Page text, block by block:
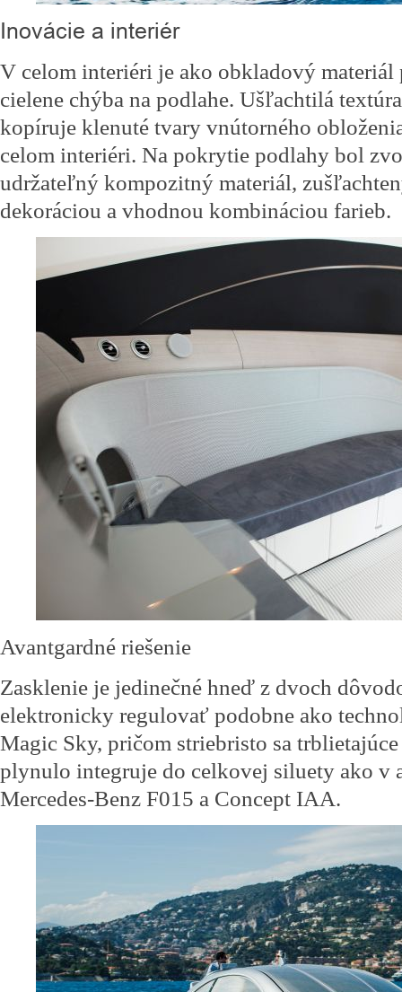
Inovácie a interiér
V celom interiéri je ako obkladový materiál
cielene chýba na podlahe. Ušľachtilá
kopíruje klenuté tvary vnútorného
celom interiéri. Na pokrytie podlahy bol
udržateľný kompozitný materiál,
dekoráciou a vhodnou kombináciou farieb.
Avantgardné riešenie
Zasklenie je jedinečné hneď z dvoch
elektronicky regulovať podobne ako
Magic Sky, pričom striebristo sa trblietajúce
plynulo integruje do celkovej siluety ako v
Mercedes-Benz F015 a Concept IAA.